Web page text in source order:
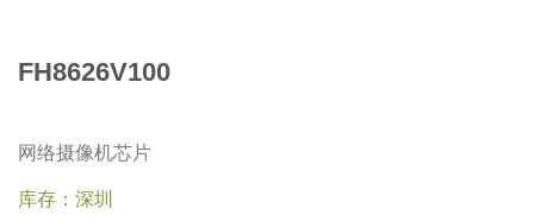
FH8626V100
网络摄像机芯片
库存：深圳